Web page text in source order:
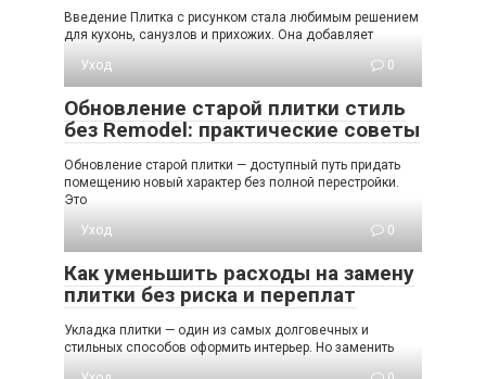
Введение Плитка с рисунком стала любимым решением
для кухонь, санузлов и прихожих. Она добавляет
Уход
0
Обновление старой плитки стиль
без Remodel: практические советы
Обновление старой плитки — доступный путь придать
помещению новый характер без полной перестройки.
Это
Уход
0
Как уменьшить расходы на замену
плитки без риска и переплат
Укладка плитки — один из самых долговечных и
стильных способов оформить интерьер. Но заменить